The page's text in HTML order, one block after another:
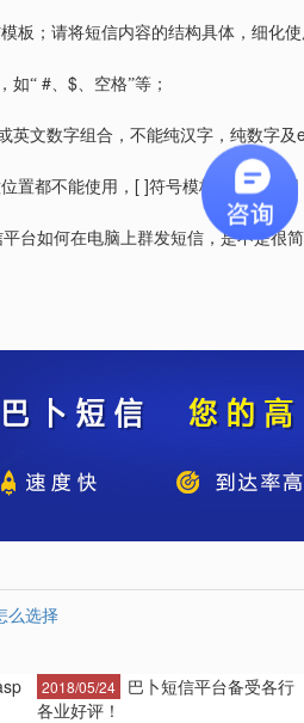
板；请将短信内容的结构具体，细化
如“ #、 $、空格”等；
英文数字组合，不能纯汉字，纯数字及
置都不能使用， [ ]符号模板内不能使
台如何在电脑上群发短信，是不是很
么选择
2018/05/24
巴卜短信平台备受各行
各业好评！